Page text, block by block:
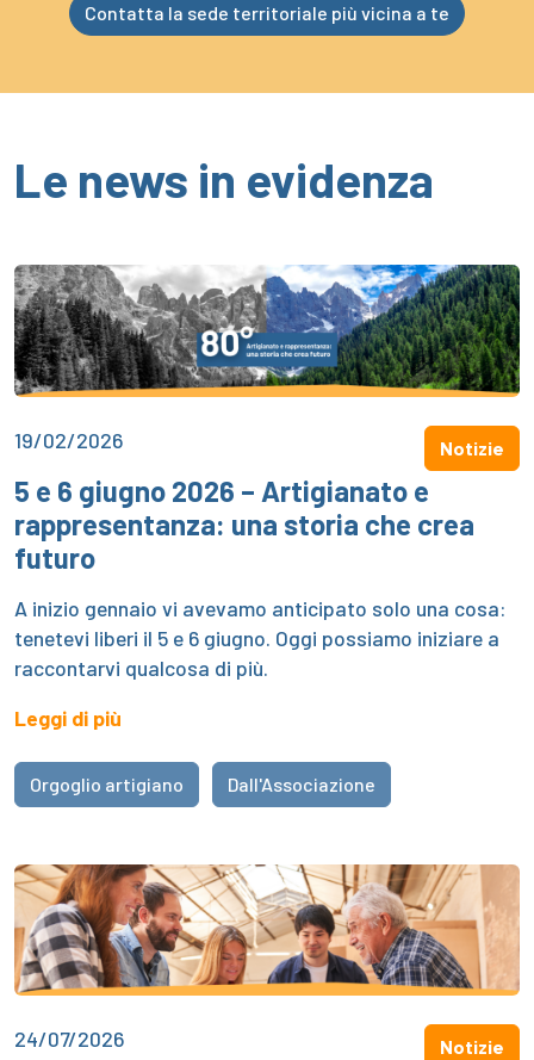
Contatta la sede territoriale più vicina a te
Le news in evidenza
19/02/2026 Notizie
5 e 6 giugno 2026 – Artigianato e
rappresentanza: una storia che crea
futuro
A inizio gennaio vi avevamo anticipato solo una cosa:
tenetevi liberi il 5 e 6 giugno. Oggi possiamo iniziare a
raccontarvi qualcosa di più.
Leggi di più
Orgoglio artigiano Dall'Associazione
24/07/2026 Notizie